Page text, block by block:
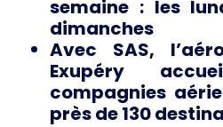
semaine : les
dimanches
Avec SAS,
Exupéry
compagnies
près de 130